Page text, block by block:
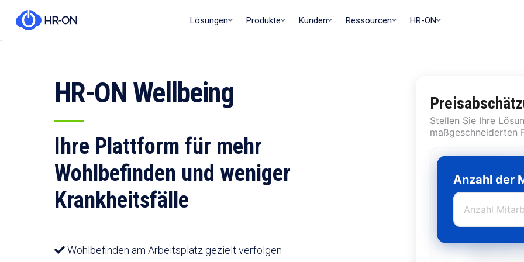
Lösungen Produkte Kunden Ressourcen HR-ON
HR-ON Wellbeing
Ihre Plattform für mehr
Wohlbefinden und weniger
Krankheitsfälle
Wohlbefinden am Arbeitsplatz gezielt verfolgen
Stellen Sie Ihre
maßgeschneiderten
Alles für die
Einstellung:
Compliance.
Staff
Engagement,
Anzahl der